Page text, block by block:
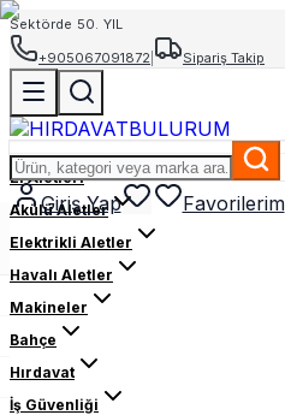
Sektörde 50. YIL
+905067091872
Sipariş Takip
Giriş Yap Favorilerim
El Aletleri
Akülü Aletler
Elektrikli Aletler
Havalı Aletler
Makineler
Bahçe
Hırdavat
İş Güvenliği